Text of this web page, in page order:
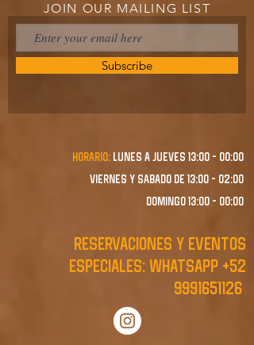
JOIN OUR MAILING LIST
Subscribe
Horario: lunes a JUEVES 13:00 - 00:00
VIERNES Y SABADO de 13:00 - 02:00
domingo 13:00 - 00:00
RESERVACIONES y EVENTOS
ESPECIALES: WHATSAPP +52
9991651126